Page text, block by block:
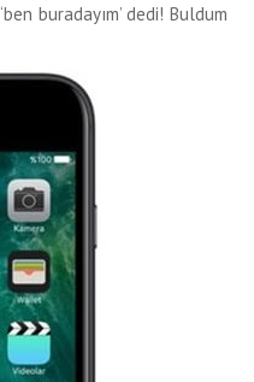
‘ben buradayım’dedi! Buldum